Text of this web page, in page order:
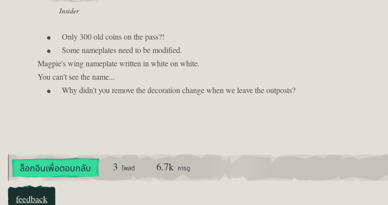
Insider
Only 300 old coins on the pass?!
Some nameplates need to be modified.
Magpie's wing nameplate written in white on white.
You can't see the name...
Why didn't you remove the decoration change when we leave the outposts?
ล็อกอินเพื่อตอบกลับ 3 โพสต์ 6.7k การดู
feedback